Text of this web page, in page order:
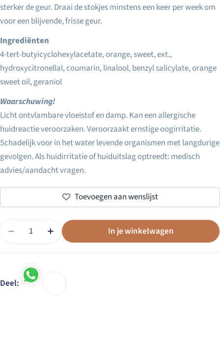
sterker de geur. Draai de stokjes minstens een keer per week om
voor een blijvende, frisse geur.
Ingrediënten
4-tert-butyicyclohexylacetate, orange, sweet, ext.,
hydroxycitronellal, coumarin, linalool, benzyl salicylate, orange
sweet oil, geraniol
Waarschuwing!
Licht ontvlambare vloeistof en damp. Kan een allergische
huidreactie veroorzaken. Veroorzaakt ernstige oogirritatie.
Schadelijk voor in het water levende organismen met langdurige
gevolgen. Als huidirritatie of huiduitslag optreedt: medisch
advies/aandacht vragen.
Toevoegen aan wenslijst
Hoeveelheid
Hoeveelheid Verlagen Voor Comfort Zone Tranquillity
Verhoog De Hoeveelheid Voor Comfort
In je winkelwagen
Deel:
Essential Micellar Water cadeau!
Bij aankoop van € 75,00 aan
cadeau!
Micellar Water is een milde 3-in-1 gezichtsreiniger die
make-up, talg en onzuiverheden verwijdert van het
gezicht, de ogen en de lippen. Het is bedoeld voor
dagelijks gebruik en hoeft in principe niet afgespoeld te
gebruik de code
bestelling te ontvangen. Op = op!